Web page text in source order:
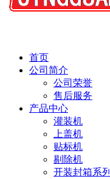
首页
公司简介
公司荣誉
售后服务
产品中心
灌装机
上盖机
贴标机
剔除机
开装封箱系列